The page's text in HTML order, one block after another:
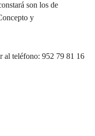
son los de
y
al teléfono: 952 79 81 16